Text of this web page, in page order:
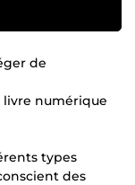
de
livre numérique
types
des